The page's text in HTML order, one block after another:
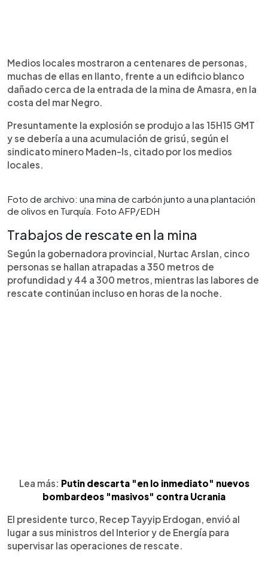
Medios locales mostraron a centenares de personas,
muchas de ellas en llanto, frente a un edificio blanco
dañado cerca de la entrada de la mina de Amasra, en la
costa del mar Negro.
Presuntamente la explosión se produjo a las 15H15 GMT
y se debería a una acumulación de grisú, según el
sindicato minero Maden-Is, citado por los medios
locales.
Foto de archivo: una mina de carbón junto a una plantación
de olivos en Turquía. Foto AFP/EDH
Trabajos de rescate en la mina
Según la gobernadora provincial, Nurtac Arslan, cinco
personas se hallan atrapadas a 350 metros de
profundidad y 44 a 300 metros, mientras las labores de
rescate continúan incluso en horas de la noche.
Lea más: Putin descarta "en lo inmediato" nuevos
bombardeos "masivos" contra Ucrania
El presidente turco, Recep Tayyip Erdogan, envió al
lugar a sus ministros del Interior y de Energía para
supervisar las operaciones de rescate.